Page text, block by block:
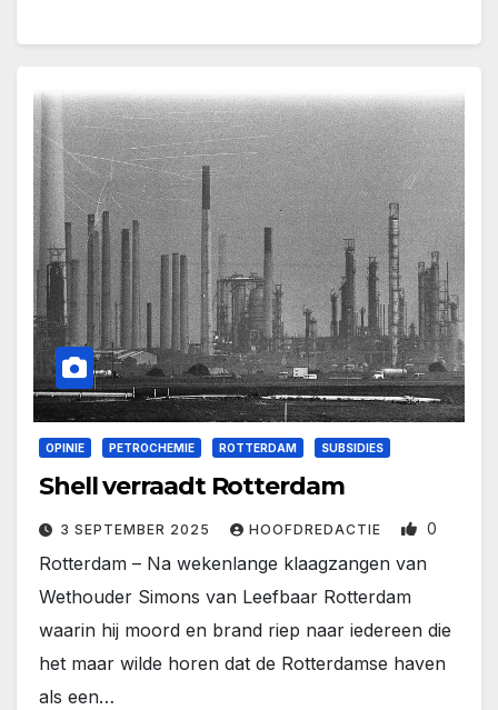
OPINIE PETROCHEMIE ROTTERDAM SUBSIDIES
Shell verraadt Rotterdam
3 SEPTEMBER 2025 HOOFDREDACTIE 0
Rotterdam – Na wekenlange klaagzangen van
Wethouder Simons van Leefbaar Rotterdam
waarin hij moord en brand riep naar iedereen die
het maar wilde horen dat de Rotterdamse haven
als een…